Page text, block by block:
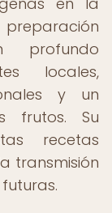
profundo
locales,
y un
frutos. Su
recetas
transmisión